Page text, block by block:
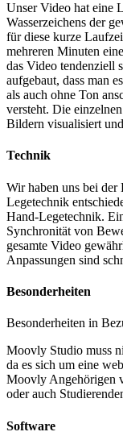
Unser Video hat eine
Wasserzeichens der
für diese kurze
mehreren Minuten
das Video tendenziell
aufgebaut, dass man
als auch ohne Ton
versteht. Die
Bildern visualisiert
Technik
Wir haben uns bei der
Legetechnik
Hand-Legetechnik.
Synchronität von
gesamte Video
Anpassungen sind
Besonderheiten
Besonderheiten in
Moovly Studio muss
da es sich um eine
Moovly Angehörigen
oder auch
Software